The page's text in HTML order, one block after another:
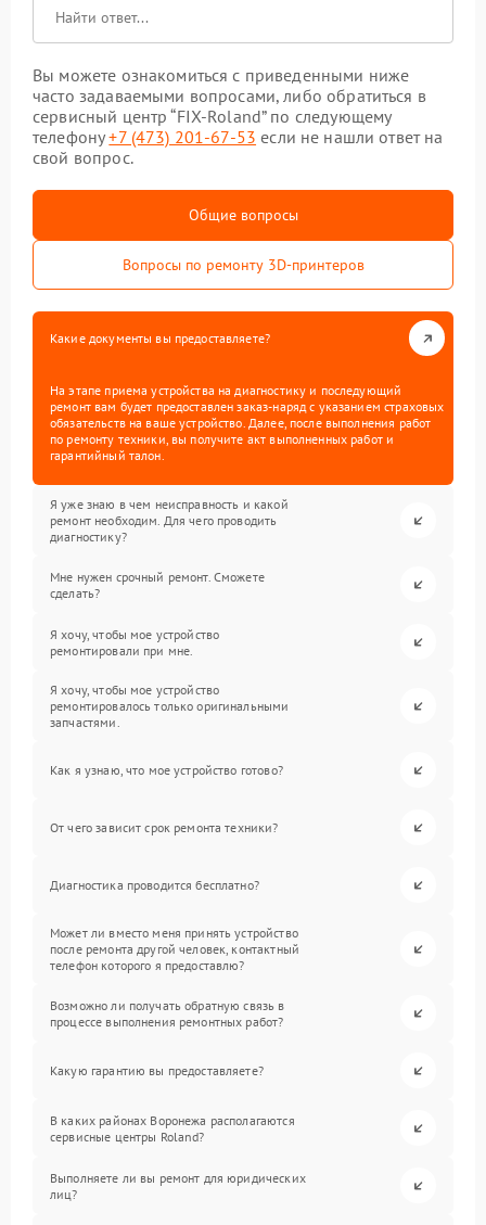
Вы можете ознакомиться с приведенными ниже
часто задаваемыми вопросами, либо обратиться в
сервисный центр “FIX-Roland” по следующему
телефону+7 (473) 201-67-53 если не нашли ответ на
свой вопрос.
Общие вопросы
Вопросы по ремонту 3D-принтеров
Какие документы вы предоставляете?
На этапе приема устройства на диагностику и последующий
ремонт вам будет предоставлен заказ-наряд с указанием страховых
обязательств на ваше устройство. Далее, после выполнения работ
по ремонту техники, вы получите акт выполненных работ и
гарантийный талон.
Я уже знаю в чем неисправность и какой
ремонт необходим. Для чего проводить
диагностику?
Мне нужен срочный ремонт. Сможете
сделать?
Я хочу, чтобы мое устройство
ремонтировали при мне.
Я хочу, чтобы мое устройство
ремонтировалось только оригинальными
запчастями.
Как я узнаю, что мое устройство готово?
От чего зависит срок ремонта техники?
Диагностика проводится бесплатно?
Может ли вместо меня принять устройство
после ремонта другой человек, контактный
телефон которого я предоставлю?
Возможно ли получать обратную связь в
процессе выполнения ремонтных работ?
Какую гарантию вы предоставляете?
В каких районах Воронежа располагаются
сервисные центры Roland?
Выполняете ли вы ремонт для юридических
лиц?